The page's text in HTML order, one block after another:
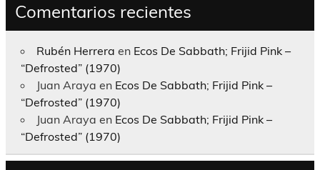
Comentarios recientes
Rubén Herrera en Ecos De Sabbath; Frijid Pink –
“Defrosted” (1970)
Juan Araya en Ecos De Sabbath; Frijid Pink –
“Defrosted” (1970)
Juan Araya en Ecos De Sabbath; Frijid Pink –
“Defrosted” (1970)